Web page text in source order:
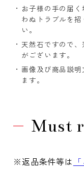
お子様の手の届
わぬトラブルを
い。
天然石ですので
がございます。
画像及び商品説
ます。
Must
※返品条件等は